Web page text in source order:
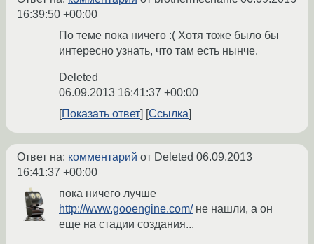
16:39:50 +00:00
По теме пока ничего :( Хотя тоже было бы
интересно узнать, что там есть нынче.
Deleted
06.09.2013 16:41:37 +00:00
Показать ответ
Ссылка
Ответ на: комментарий от Deleted 06.09.2013
16:41:37 +00:00
пока ничего лучше
http://www.gooengine.com/не нашли, а он
еще на стадии создания...